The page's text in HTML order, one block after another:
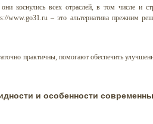
коснулись всех отраслей, в том числе и
www.go31.ru– это альтернатива прежним
практичны, помогают обеспечить
и особенности